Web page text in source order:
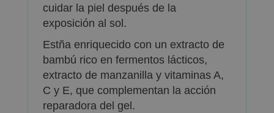
cuidar la piel después de la
exposición al sol.
Estña enriquecido con un extracto de
bambú rico en fermentos lácticos,
extracto de manzanilla y vitaminas A,
C y E, que complementan la acción
reparadora del gel.